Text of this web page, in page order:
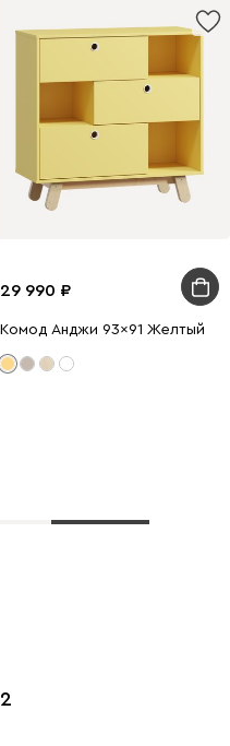
29 990
Комод Анджи 93x91 Желтый
2